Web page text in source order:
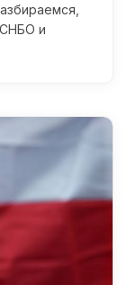
СНБО и